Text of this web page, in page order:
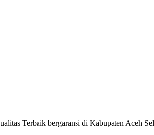
Terbaik bergaransi di Kabupaten Aceh